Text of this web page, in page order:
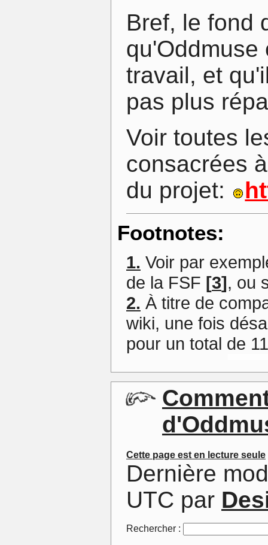
Bref, le fond
qu'Oddmuse
travail, et
pas plus
Voir toutes
consacrées
du projet:
Footnotes:
1. Voir par
de la FSF [3], ou
2. À titre de
wiki, une fois
pour un total de
Cette page est en lecture seule
Dernière
UTC par
Rechercher :